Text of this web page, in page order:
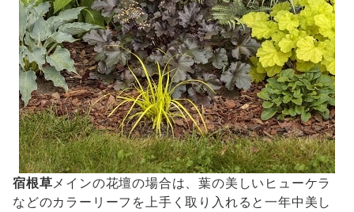
宿根草メインの花壇の場合は、葉の美しいヒューケラ
などのカラーリーフを上手く取り入れると一年中美し